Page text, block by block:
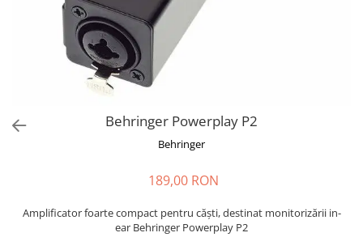
Shockmount
Stabilizatoare de tensiune UPS si
Power Conditioner
Unelte Audio
Accesorii de microfoane
Microfoane de masurare si
Behringer Powerplay P2
Behringer
189,00 RON
Amplificator foarte compact pentru căști, destinat monitorizării in-
ear Behringer Powerplay P2